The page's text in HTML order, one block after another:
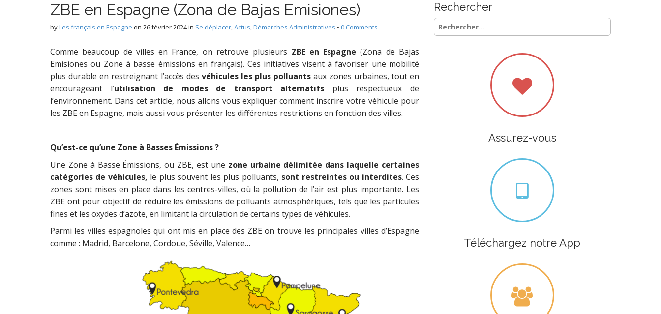
ZBE en Espagne (Zona de Bajas Emisiones)
byLes français en Espagne on 26 février 2024in Se déplacer,Actus,Démarches Administratives • 0 Comments
Comme beaucoup de villes en France, on retrouve plusieurs ZBE en Espagne (Zona de Bajas
Emisiones ou Zone à basse émissions en français). Ces initiatives visent à favoriser une mobilité
plus durable en restreignant l’accès des véhicules les plus polluants aux zones urbaines, tout en
encourageant l’utilisation de modes de transport alternatifs plus respectueux de
l’environnement. Dans cet article, nous allons vous expliquer comment inscrire votre véhicule pour
les ZBE en Espagne, mais aussi vous présenter les différentes restrictions en fonction des villes.
Qu’est-ce qu’une Zone à Basses Émissions ?
Une Zone à Basse Émissions, ou ZBE, est une zone urbaine délimitée dans laquelle certaines
catégories de véhicules, le plus souvent les plus polluants, sont restreintes ou interdites. Ces
zones sont mises en place dans les centres-villes, où la pollution de l’air est plus importante. Les
ZBE ont pour objectif de réduire les émissions de polluants atmosphériques, tels que les particules
fines et les oxydes d’azote, en limitant la circulation de certains types de véhicules.
Parmi les villes espagnoles qui ont mis en place des ZBE on trouve les principales villes d’Espagne
comme : Madrid, Barcelone, Cordoue, Séville, Valence…
Rechercher
Rechercher :
Assurez-vous
Téléchargez notre App